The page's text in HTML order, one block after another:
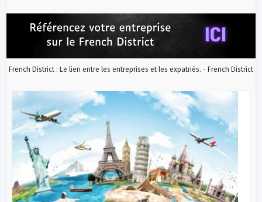
French District : Le lien entre les entreprises et les expatriés. - French District